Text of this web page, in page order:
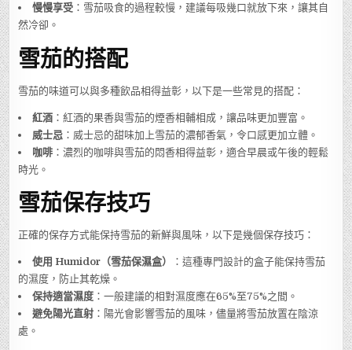
慢慢享受 ：雪茄吸食的過程較慢，建議每吸幾口就放下來，讓其自
然冷卻。
雪茄的搭配
雪茄的味道可以與多種飲品相得益彰，以下是一些常見的搭配：
紅酒 ：紅酒的果香與雪茄的煙香相輔相成，讓品味更加豐富。
威士忌 ：威士忌的甜味加上雪茄的濃郁香氣，令口感更加立體。
咖啡 ：濃烈的咖啡與雪茄的悶香相得益彰，適合早晨或午後的輕鬆
時光。
雪茄保存技巧
正確的保存方式能保持雪茄的新鮮與風味，以下是幾個保存技巧：
使用 Humidor（雪茄保濕盒）
：這種專門設計的盒子能保持雪茄
的濕度，防止其乾燥。
保持適當濕度 ：一般建議的相對濕度應在65%至75%之間。
避免陽光直射 ：陽光會影響雪茄的風味，儘量將雪茄放置在陰涼
處。